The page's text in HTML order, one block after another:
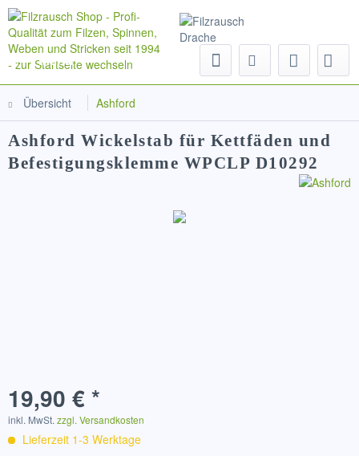
Menü
Übersicht Ashford
Ashford Wickelstab für Kettfäden und
Befestigungsklemme WPCLP D10292
19,90 € *
inkl. MwSt. zzgl. Versandkosten
Lieferzeit 1-3 Werktage